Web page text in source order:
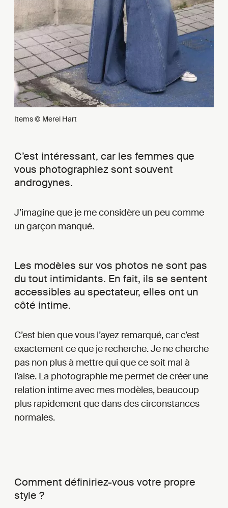
Items © Merel Hart
C’est intéressant, car les femmes que
vous photographiez sont souvent
androgynes.
J’imagine que je me considère un peu comme
un garçon manqué.
Les modèles sur vos photos ne sont pas
du tout intimidants. En fait, ils se sentent
accessibles au spectateur, elles ont un
côté intime.
C’est bien que vous l’ayez remarqué, car c’est
exactement ce que je recherche. Je ne cherche
pas non plus à mettre qui que ce soit mal à
l’aise. La photographie me permet de créer une
relation intime avec mes modèles, beaucoup
plus rapidement que dans des circonstances
normales.
Comment définiriez-vous votre propre
style ?